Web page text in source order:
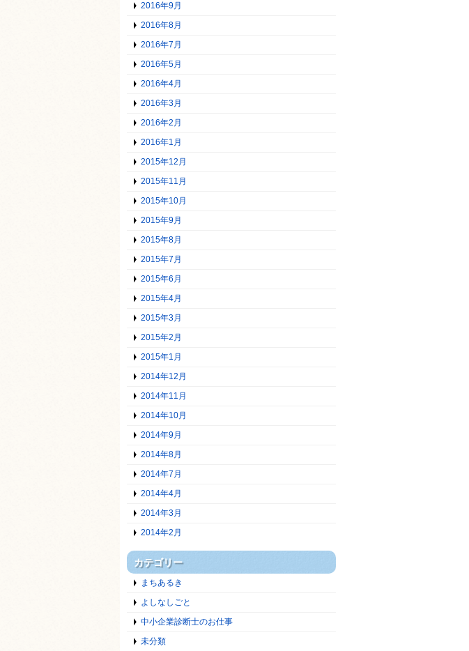
2016年9月
2016年8月
2016年7月
2016年5月
2016年4月
2016年3月
2016年2月
2016年1月
2015年12月
2015年11月
2015年10月
2015年9月
2015年8月
2015年7月
2015年6月
2015年4月
2015年3月
2015年2月
2015年1月
2014年12月
2014年11月
2014年10月
2014年9月
2014年8月
2014年7月
2014年4月
2014年3月
2014年2月
カテゴリー
まちあるき
よしなしごと
中小企業診断士のお仕事
未分類